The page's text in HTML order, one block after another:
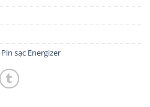
Pin sạc Energizer